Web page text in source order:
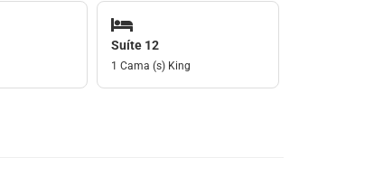
Suíte 12
1 Cama (s) King